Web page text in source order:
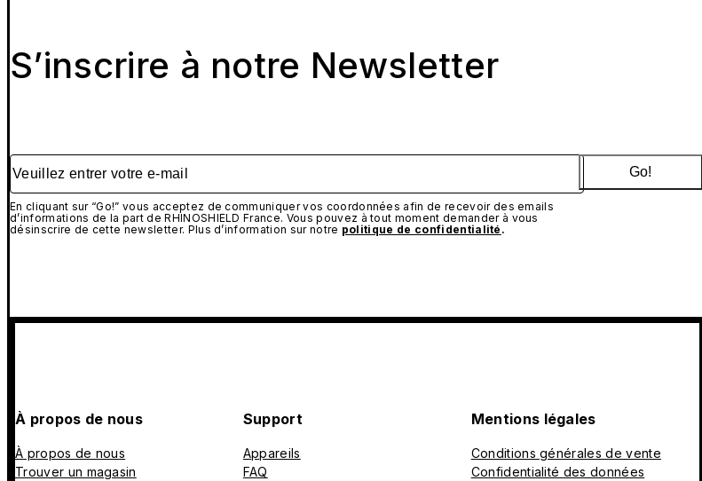
S’inscrire à notre Newsletter
Veuillez entrer votre e-mail
En cliquant sur “Go!” vous acceptez de communiquer vos coordonnées afin de recevoir des emails
d’informations de la part de RHINOSHIELD France. Vous pouvez à tout moment demander à vous
désinscrire de cette newsletter. Plus d’information sur notre politique de confidentialité .
Go!
À propos de nous
À propos de nous
Trouver un magasin
Support
Appareils
FAQ
Mentions légales
Conditions générales de vente
Confidentialité des données